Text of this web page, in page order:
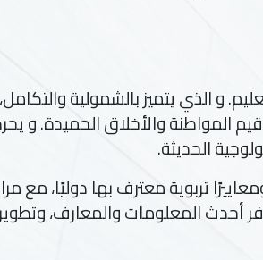
و الذي يتميز بالشمولية
قيم المواطنة والأخلاق الحميدة. و
الحديثة.
تربوية معترف بها دوليًا، مع
أحدث المعلومات والمعارف،